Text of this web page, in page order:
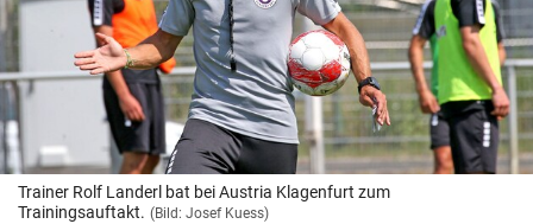
© Krone Multimedia GmbH & Co KG 2026
Muthgasse 2, 1190 Wien
Trainer Rolf Landerl bat bei Austria Klagenfurt zum
Trainingsauftakt. (Bild: Josef Kuess)